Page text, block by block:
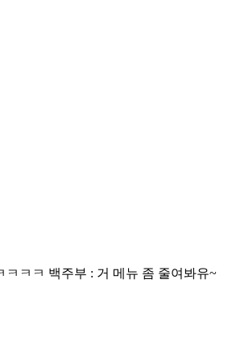
ㅋㅋㅋ 백주부 : 거 메뉴 좀 줄여봐유~